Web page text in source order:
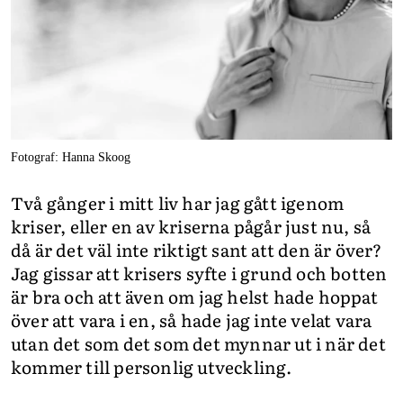
Fotograf: Hanna Skoog
Två gånger i mitt liv har jag gått igenom
kriser, eller en av kriserna pågår just nu, så
då är det väl inte riktigt sant att den är över?
Jag gissar att krisers syfte i grund och botten
är bra och att även om jag helst hade hoppat
över att vara i en, så hade jag inte velat vara
utan det som det som det mynnar ut i när det
kommer till personlig utveckling.